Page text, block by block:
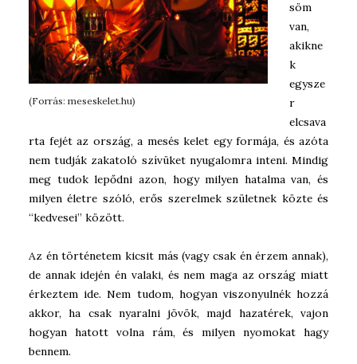
(Forrás: meseskelet.hu)
söm
van,
akikne
k
egysze
r
elcsava
rta fejét az ország, a mesés kelet egy formája, és azóta
nem tudják zakatoló szívüket nyugalomra inteni. Mindig
meg tudok lepődni azon, hogy milyen hatalma van, és
milyen életre szóló, erős szerelmek születnek közte és
“kedvesei” között.
Az én történetem kicsit más (vagy csak én érzem annak),
de annak idején én valaki, és nem maga az ország miatt
érkeztem ide. Nem tudom, hogyan viszonyulnék hozzá
akkor, ha csak nyaralni jövök, majd hazatérek, vajon
hogyan hatott volna rám, és milyen nyomokat hagy
bennem.